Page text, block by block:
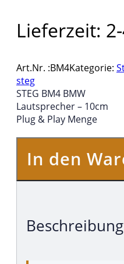
Lieferzeit:
Art.Nr. :BM4Kategorie:
steg
STEG BM4 BMW
Lautsprecher – 10cm
Plug & Play Menge
In den
Beschreibung